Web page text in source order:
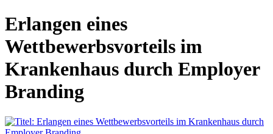
Erlangen eines
Wettbewerbsvorteils im
Krankenhaus durch Employer
Branding